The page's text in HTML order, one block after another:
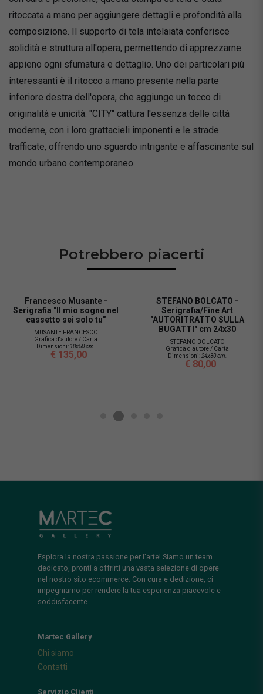
ritoccata a mano per aggiungere dettagli e profondità alla
composizione. Il supporto di tela intelaiata conferisce
solidità e struttura all'opera, permettendo di apprezzarne
appieno ogni sfumatura e dettaglio. Uno dei particolari più
interessanti è il ritocco a mano presente nella parte
inferiore destra dell'opera, che aggiunge un tocco di
originalità e unicità. "CITY" cattura l'essenza delle città
moderne, con i loro grattacieli imponenti e le strade
trafficate, offrendo uno sguardo intrigante e affascinante sul
mondo urbano contemporaneo.
Potrebbero piacerti
Francesco Musante -
Serigrafia "Il mio sogno nel
cassetto sei solo tu"
MUSANTE FRANCESCO
Grafica d'autore / Carta
Dimensioni: 10x50 cm.
€ 135,00
STEFANO BOLCATO -
Serigrafia/Fine Art
"AUTORITRATTO SULLA
BUGATTI" cm 24x30
STEFANO BOLCATO
Grafica d'autore / Carta
Dimensioni: 24x30 cm.
€ 80,00
Esplora la nostra passione per l'arte! Siamo un team
dedicato, pronti a offrirti una vasta selezione di opere
nel nostro sito ecommerce. Con cura e dedizione, ci
impegniamo per rendere la tua esperienza piacevole e
soddisfacente.
Martec Gallery
Chi siamo
Contatti
Servizio Clienti